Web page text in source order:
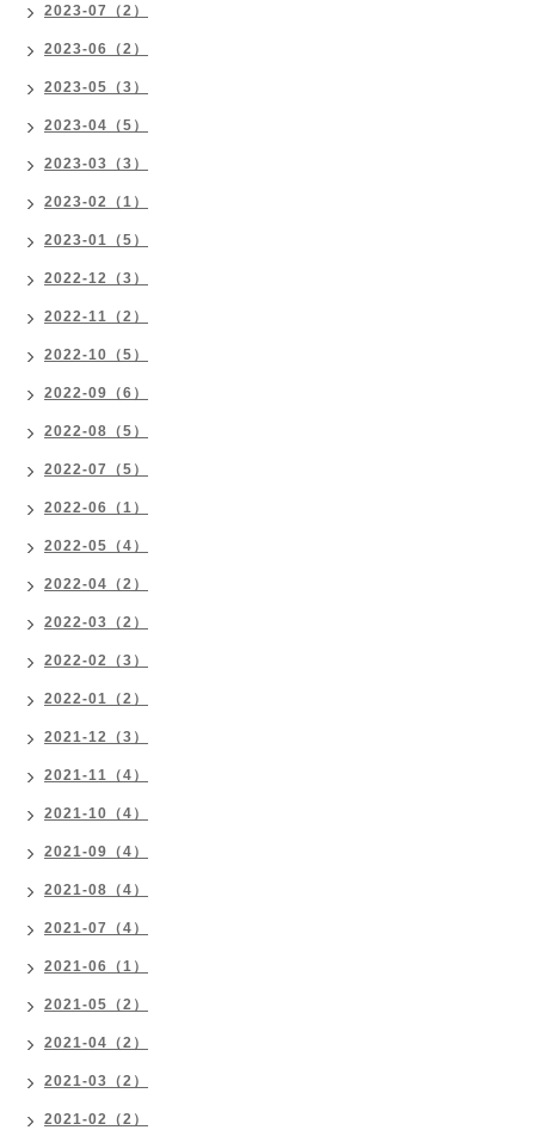
2023-07（2）
2023-06（2）
2023-05（3）
2023-04（5）
2023-03（3）
2023-02（1）
2023-01（5）
2022-12（3）
2022-11（2）
2022-10（5）
2022-09（6）
2022-08（5）
2022-07（5）
2022-06（1）
2022-05（4）
2022-04（2）
2022-03（2）
2022-02（3）
2022-01（2）
2021-12（3）
2021-11（4）
2021-10（4）
2021-09（4）
2021-08（4）
2021-07（4）
2021-06（1）
2021-05（2）
2021-04（2）
2021-03（2）
2021-02（2）